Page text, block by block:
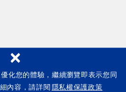
化您的體驗，繼續瀏覽即表示您同
內容，請詳閱 隱私權保護政策
×
有限公司台灣分公司 統一編號：